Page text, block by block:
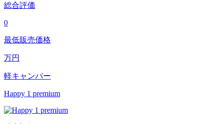
総合評価
0
最低販売価格
万円
軽キャンパー
Happy 1 premium